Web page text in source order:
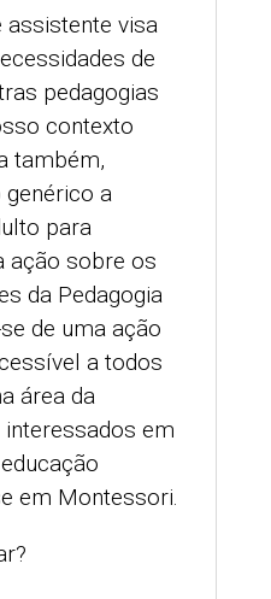
assistente visa
de
pedagogias
contexto
também,
a
para
ação sobre os
da Pedagogia
de uma ação
a todos
área da
em
em Montessori.